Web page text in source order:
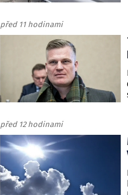
před 11 hodinami
před 12 hodinami